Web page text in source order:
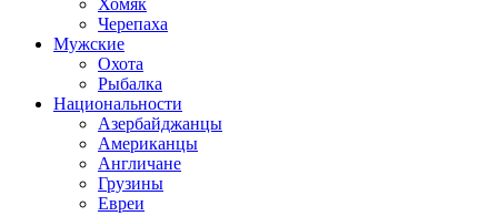
Хомяк
Черепаха
Мужские
Охота
Рыбалка
Национальности
Азербайджанцы
Американцы
Англичане
Грузины
Евреи